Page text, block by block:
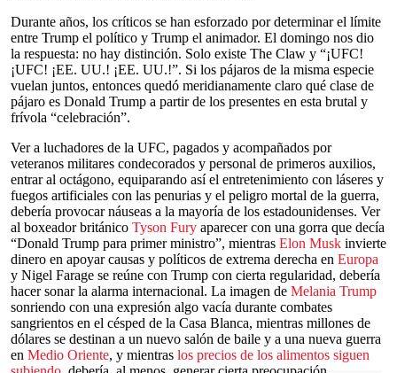
Durante años, los críticos se han esforzado por determinar el límite
entre Trump el político y Trump el animador. El domingo nos dio
la respuesta: no hay distinción. Solo existe The Claw y “¡UFC!
¡UFC! ¡EE. UU.! ¡EE. UU.!”. Si los pájaros de la misma especie
vuelan juntos, entonces quedó meridianamente claro qué clase de
pájaro es Donald Trump a partir de los presentes en esta brutal y
frívola “celebración”.
Ver a luchadores de la UFC, pagados y acompañados por
veteranos militares condecorados y personal de primeros auxilios,
entrar al octágono, equiparando así el entretenimiento con láseres y
fuegos artificiales con las penurias y el peligro mortal de la guerra,
debería provocar náuseas a la mayoría de los estadounidenses. Ver
al boxeador británico Tyson Fury aparecer con una gorra que decía
“Donald Trump para primer ministro”, mientras Elon Musk invierte
dinero en apoyar causas y políticos de extrema derecha en Europa
y Nigel Farage se reúne con Trump con cierta regularidad, debería
hacer sonar la alarma internacional. La imagen de Melania Trump
sonriendo con una expresión algo vacía durante combates
sangrientos en el césped de la Casa Blanca, mientras millones de
dólares se destinan a un nuevo salón de baile y a una nueva guerra
en Medio Oriente, y mientras los precios de los alimentos siguen